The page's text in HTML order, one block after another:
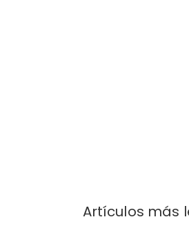
Artículos más